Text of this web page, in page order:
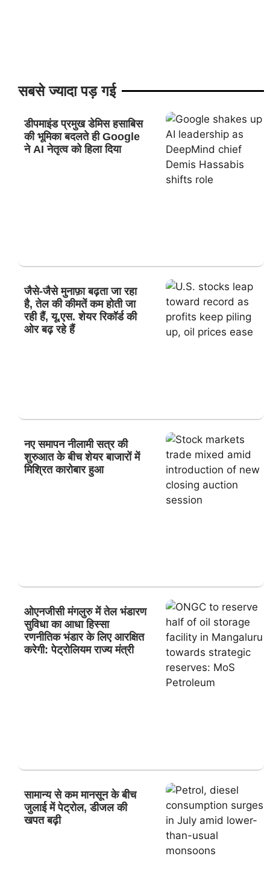
सबसे ज्यादा पड़ गई
डीपमाइंड प्रमुख डेमिस हसाबिस
की भूमिका बदलते ही Google
ने AI नेतृत्व को हिला दिया
जैसे-जैसे मुनाफ़ा बढ़ता जा रहा
है, तेल की कीमतें कम होती जा
रही हैं, यू.एस. शेयर रिकॉर्ड की
ओर बढ़ रहे हैं
नए समापन नीलामी सत्र की
शुरुआत के बीच शेयर बाजारों में
मिश्रित कारोबार हुआ
ओएनजीसी मंगलुरु में तेल भंडारण
सुविधा का आधा हिस्सा
रणनीतिक भंडार के लिए आरक्षित
करेगी: पेट्रोलियम राज्य मंत्री
सामान्य से कम मानसून के बीच
जुलाई में पेट्रोल, डीजल की
खपत बढ़ी